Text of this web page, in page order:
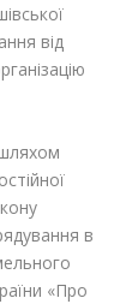
від
в
«Про